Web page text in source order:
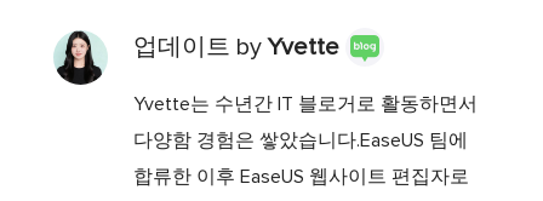
업데이트 byYvette
Yvette는 수년간 IT 블로거로 활동하면서
다양함 경험은 쌓았습니다.EaseUS 팀에
합류한 이후 EaseUS 웹사이트 편집자로